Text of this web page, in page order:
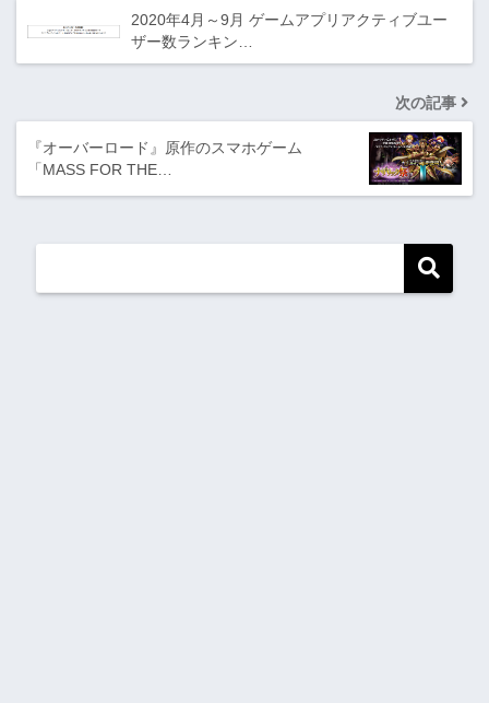
2020年4月～9月 ゲームアプリアクティブユー
ザー数ランキン…
次の記事
『オーバーロード』原作のスマホゲーム
「MASS FOR THE…